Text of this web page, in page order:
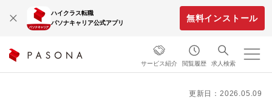
ハイクラス転職
パソナキャリア公式アプリ
無料インストール
サービス紹介 閲覧履歴 求人検索
更新日：2026.05.09